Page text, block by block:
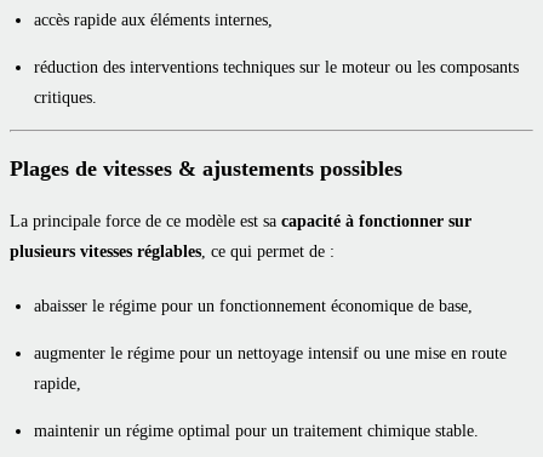
accès rapide aux éléments internes,
réduction des interventions techniques sur le moteur ou les composants
critiques.
Plages de vitesses & ajustements possibles
La principale force de ce modèle est sa capacité à fonctionner sur
plusieurs vitesses réglables, ce qui permet de :
abaisser le régime pour un fonctionnement économique de base,
augmenter le régime pour un nettoyage intensif ou une mise en route
rapide,
maintenir un régime optimal pour un traitement chimique stable.